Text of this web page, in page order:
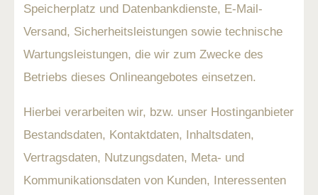
Speicherplatz und Datenbankdienste, E-Mail-
Versand, Sicherheitsleistungen sowie technische
Wartungsleistungen, die wir zum Zwecke des
Betriebs dieses Onlineangebotes einsetzen.
Hierbei verarbeiten wir, bzw. unser Hostinganbieter
Bestandsdaten, Kontaktdaten, Inhaltsdaten,
Vertragsdaten, Nutzungsdaten, Meta- und
Kommunikationsdaten von Kunden, Interessenten